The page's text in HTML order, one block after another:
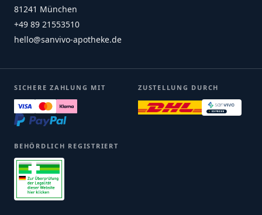
81241 München
+49 89 21553510
hello@sanvivo-apotheke.de
SICHERE ZAHLUNG MIT ZUSTELLUNG DURCH
BEHÖRDLICH REGISTRIERT